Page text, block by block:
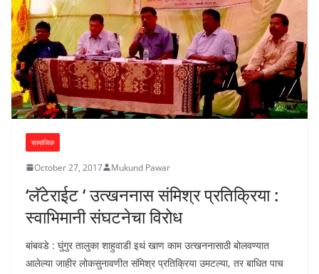
सामाजिक
October 27, 2017 Mukund Pawar
‘लॅटेराईट ‘ उत्खननास संमिश्र प्रतिक्रिया :
स्वाभिमानी संघटनेचा विरोध
बांबवडे : घुंगुर तालुका शाहुवाडी इथं खाण काम उत्खननासाठी बोलवण्यात
आलेल्या जाहीर लोकसुनावणीत संमिश्र प्रतिक्रिया उमटल्या, तर बाधित पाच